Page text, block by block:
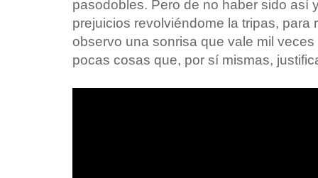
pasodobles. Pero de no haber sido así
prejuicios revolviéndome la tripas, para
observo una sonrisa que vale mil
pocas cosas que, por sí mismas,